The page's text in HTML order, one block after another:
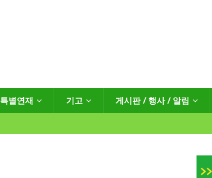
특별연재 기고 게시판 / 행사 / 알림